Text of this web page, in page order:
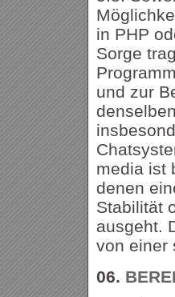
in PHP
Sorge
und zur
media ist
denen
Stabilität
ausgeht.
von einer
06.